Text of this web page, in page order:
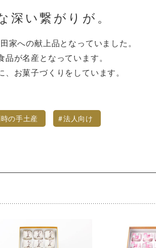
深い繋がりが。
家への献上品となっていました。
が名産となっています。
お菓子づくりをしています。
の手土産 法人向け